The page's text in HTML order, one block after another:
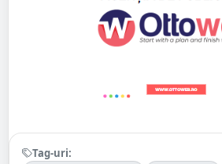
Tag-uri: